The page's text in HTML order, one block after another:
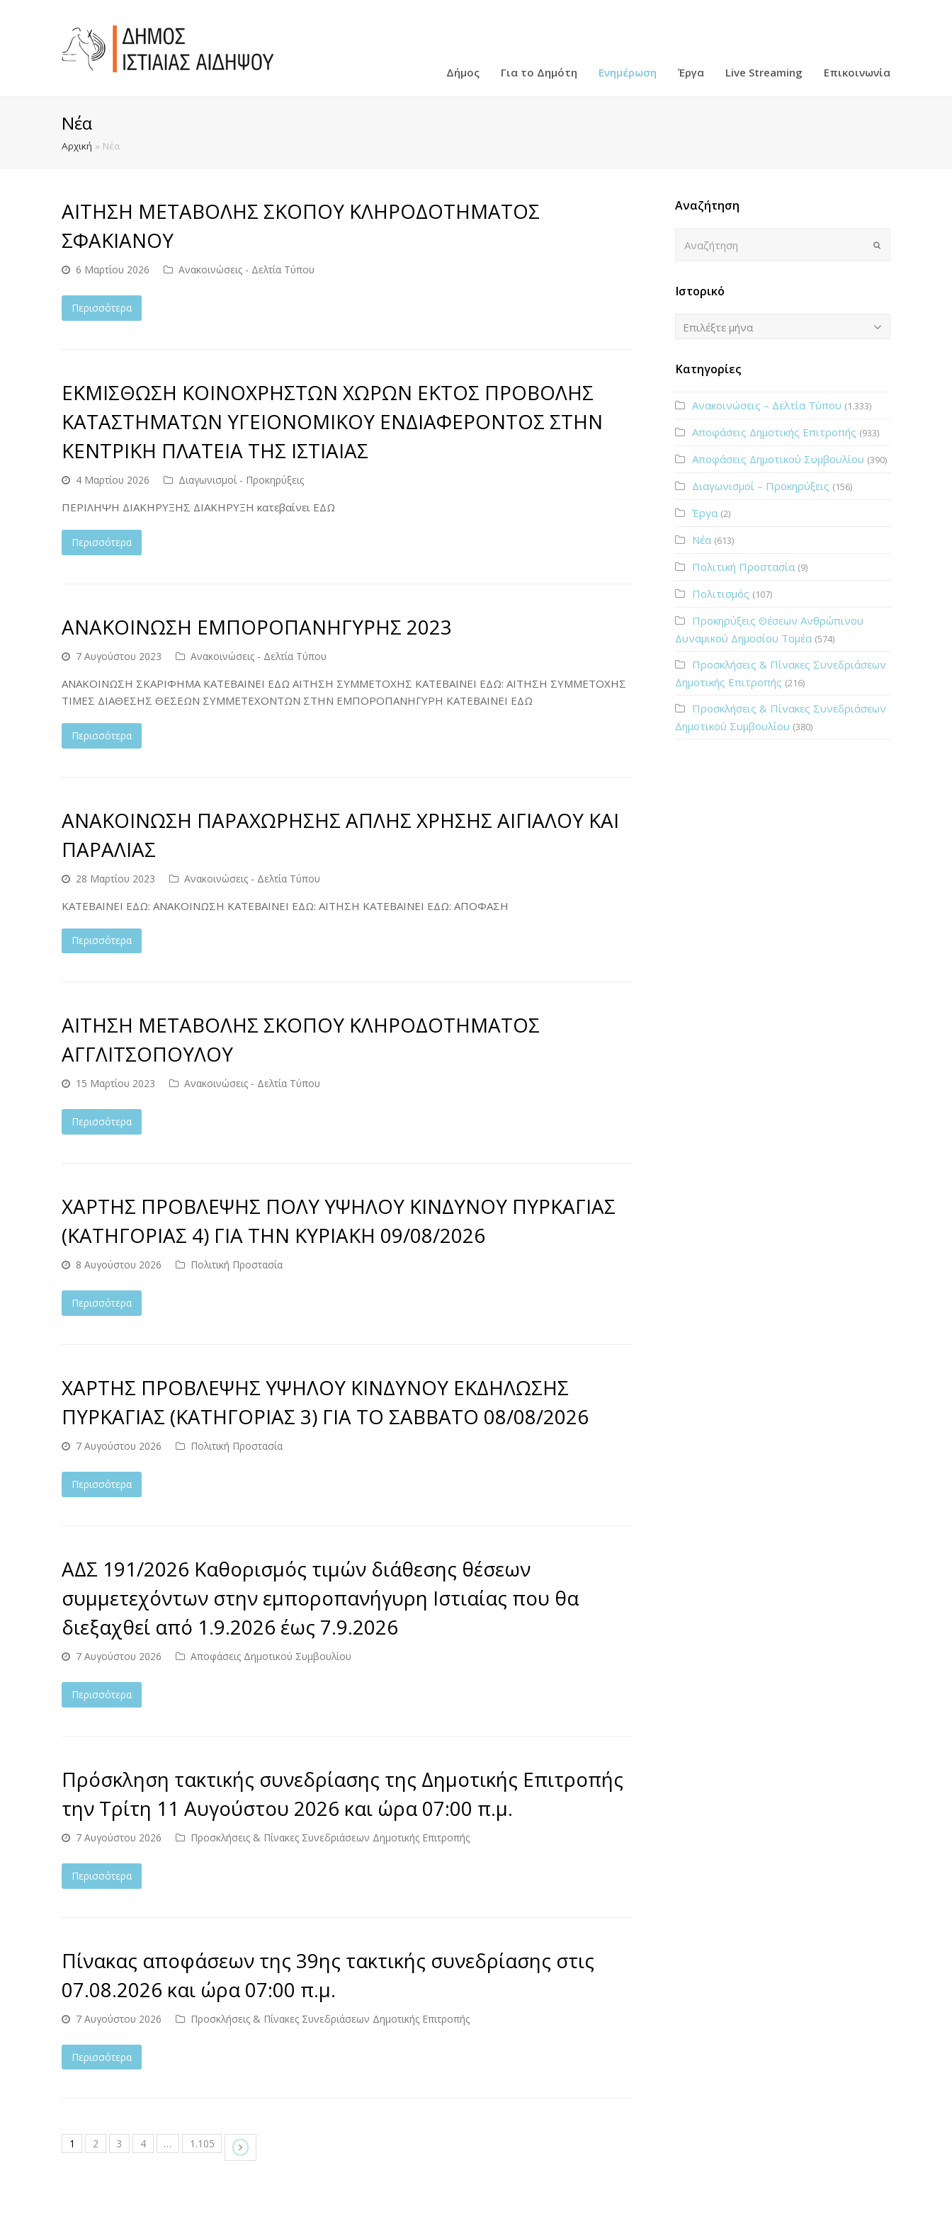
Δήμος Για το Δημότη Ενημέρωση Έργα Live Streaming Επικοινωνία
Νέα
Αρχική » Νέα
ΑΙΤΗΣΗ ΜΕΤΑΒΟΛΗΣ ΣΚΟΠΟΥ ΚΛΗΡΟΔΟΤΗΜΑΤΟΣ
ΣΦΑΚΙΑΝΟΥ
6 Μαρτίου 2026 Ανακοινώσεις - Δελτία Τύπου
Περισσότερα
ΕΚΜΙΣΘΩΣΗ ΚΟΙΝΟΧΡΗΣΤΩΝ ΧΩΡΩΝ ΕΚΤΟΣ ΠΡΟΒΟΛΗΣ
ΚΑΤΑΣΤΗΜΑΤΩΝ ΥΓΕΙΟΝΟΜΙΚΟΥ ΕΝΔΙΑΦΕΡΟΝΤΟΣ ΣΤΗΝ
ΚΕΝΤΡΙΚΗ ΠΛΑΤΕΙΑ ΤΗΣ ΙΣΤΙΑΙΑΣ
4 Μαρτίου 2026 Διαγωνισμοί - Προκηρύξεις
ΠΕΡΙΛΗΨΗ ΔΙΑΚΗΡΥΞΗΣ ΔΙΑΚΗΡΥΞΗ κατεβαίνει ΕΔΩ
Περισσότερα
ΑΝΑΚΟΙΝΩΣΗ ΕΜΠΟΡΟΠΑΝΗΓΥΡΗΣ 2023
7 Αυγούστου 2023 Ανακοινώσεις - Δελτία Τύπου
ΑΝΑΚΟΙΝΩΣΗ ΣΚΑΡΙΦΗΜΑ ΚΑΤΕΒΑΙΝΕΙ ΕΔΩ ΑΙΤΗΣΗ ΣΥΜΜΕΤΟΧΗΣ ΚΑΤΕΒΑΙΝΕΙ ΕΔΩ: ΑΙΤΗΣΗ ΣΥΜΜΕΤΟΧΗΣ
ΤΙΜΕΣ ΔΙΑΘΕΣΗΣ ΘΕΣΕΩΝ ΣΥΜΜΕΤΕΧΟΝΤΩΝ ΣΤΗΝ ΕΜΠΟΡΟΠΑΝΗΓΥΡΗ ΚΑΤΕΒΑΙΝΕΙ ΕΔΩ
Περισσότερα
ΑΝΑΚΟΙΝΩΣΗ ΠΑΡΑΧΩΡΗΣΗΣ ΑΠΛΗΣ ΧΡΗΣΗΣ ΑΙΓΙΑΛΟΥ ΚΑΙ
ΠΑΡΑΛΙΑΣ
28 Μαρτίου 2023 Ανακοινώσεις - Δελτία Τύπου
ΚΑΤΕΒΑΙΝΕΙ ΕΔΩ: ΑΝΑΚΟΙΝΩΣΗ ΚΑΤΕΒΑΙΝΕΙ ΕΔΩ: ΑΙΤΗΣΗ ΚΑΤΕΒΑΙΝΕΙ ΕΔΩ: ΑΠΟΦΑΣΗ
Περισσότερα
ΑΙΤΗΣΗ ΜΕΤΑΒΟΛΗΣ ΣΚΟΠΟΥ ΚΛΗΡΟΔΟΤΗΜΑΤΟΣ
ΑΓΓΛΙΤΣΟΠΟΥΛΟΥ
15 Μαρτίου 2023 Ανακοινώσεις - Δελτία Τύπου
Περισσότερα
ΧΑΡΤΗΣ ΠΡΟΒΛΕΨΗΣ ΠΟΛΥ ΥΨΗΛΟΥ ΚΙΝΔΥΝΟΥ ΠΥΡΚΑΓΙΑΣ
(ΚΑΤΗΓΟΡΙΑΣ 4) ΓΙΑ ΤΗΝ ΚΥΡΙΑΚΗ 09/08/2026
8 Αυγούστου 2026 Πολιτική Προστασία
Περισσότερα
ΧΑΡΤΗΣ ΠΡΟΒΛΕΨΗΣ ΥΨΗΛΟΥ ΚΙΝΔΥΝΟΥ ΕΚΔΗΛΩΣΗΣ
ΠΥΡΚΑΓΙΑΣ (ΚΑΤΗΓΟΡΙΑΣ 3) ΓΙΑ ΤΟ ΣΑΒΒΑΤΟ 08/08/2026
7 Αυγούστου 2026 Πολιτική Προστασία
Περισσότερα
ΑΔΣ 191/2026 Καθορισμός τιμών διάθεσης θέσεων
συμμετεχόντων στην εμποροπανήγυρη Ιστιαίας που θα
διεξαχθεί από 1.9.2026 έως 7.9.2026
7 Αυγούστου 2026 Αποφάσεις Δημοτικού Συμβουλίου
Περισσότερα
Πρόσκληση τακτικής συνεδρίασης της Δημοτικής Επιτροπής
την Τρίτη 11 Αυγούστου 2026 και ώρα 07:00 π.μ.
7 Αυγούστου 2026 Προσκλήσεις & Πίνακες Συνεδριάσεων Δημοτικής Επιτροπής
Περισσότερα
Πίνακας αποφάσεων της 39ης τακτικής συνεδρίασης στις
07.08.2026 και ώρα 07:00 π.μ.
7 Αυγούστου 2026 Προσκλήσεις & Πίνακες Συνεδριάσεων Δημοτικής Επιτροπής
Περισσότερα
1 2 3 4 … 1.105
Αναζήτηση
Ιστορικό
Ιστορικό
Επιλέξτε μήνα
Κατηγορίες
Ανακοινώσεις – Δελτία Τύπου (1.333)
Αποφάσεις Δημοτικής Επιτροπής (933)
Αποφάσεις Δημοτικού Συμβουλίου (390)
Διαγωνισμοί – Προκηρύξεις (156)
Έργα (2)
Νέα (613)
Πολιτική Προστασία (9)
Πολιτισμός (107)
Προκηρύξεις Θέσεων Ανθρώπινου
Δυναμικού Δημοσίου Τομέα (574)
Προσκλήσεις & Πίνακες Συνεδριάσεων
Δημοτικής Επιτροπής (216)
Προσκλήσεις & Πίνακες Συνεδριάσεων
Δημοτικού Συμβουλίου (380)